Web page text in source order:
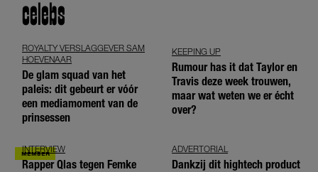
celebs
ROYALTY VERSLAGGEVER SAM
HOEVENAAR
De glam squad van het
paleis: dit gebeurt er vóór
een mediamoment van de
prinsessen
KEEPING UP
Rumour has it dat Taylor en
Travis deze week trouwen,
maar wat weten we er écht
over?
INTERVIEW
Rapper Qlas tegen Femke
ADVERTORIAL
Dankzij dit hightech product